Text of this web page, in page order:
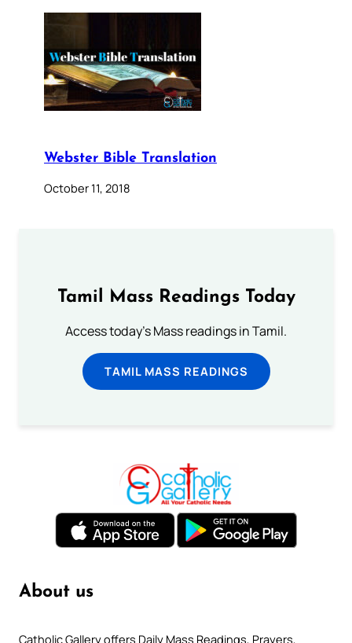
Webster Bible Translation
October 11, 2018
Tamil Mass Readings Today
Access today's Mass readings in Tamil.
TAMIL MASS READINGS
About us
Catholic Gallery offers Daily Mass Readings, Prayers,